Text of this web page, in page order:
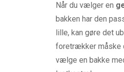
Når du vælger en
bakken har den
lille, kan gøre det
foretrækker måske
vælge en bakke